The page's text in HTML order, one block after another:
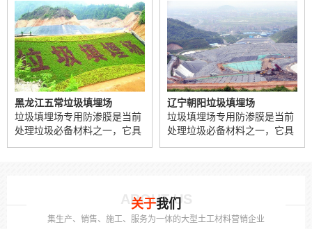
辽宁朝阳垃圾填埋场
垃圾填埋场专用防渗膜是当前
处理垃圾必备材料之一，它具
在尾矿库中选择合适的防渗材
料，提高坝体的密实度，可以
ABOUT US
关于我们
集生产、销售、施工、服务为一体的大型土工材料营销企业
土工膜的价格主要看厚度和标准（原料不同），越厚的价格肯定要高，比如养殖的话在0....